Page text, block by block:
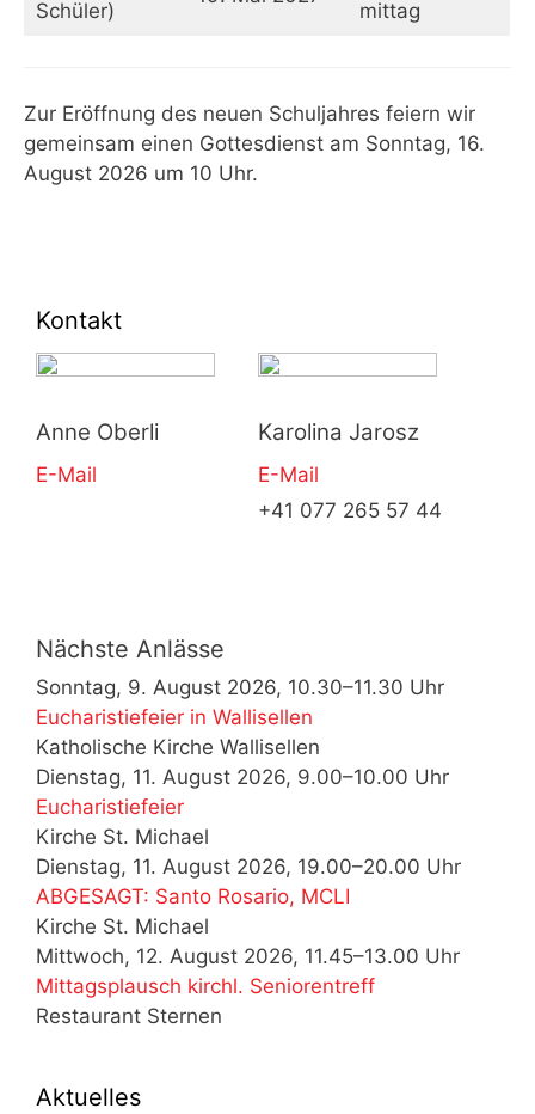
Schüler) mittag
Zur Eröffnung des neuen Schuljahres feiern wir
gemeinsam einen Gottesdienst am Sonntag, 16.
August 2026 um 10 Uhr.
Kontakt
Anne Oberli
E-Mail
Karolina Jarosz
E-Mail
+41 077 265 57 44
Nächste Anlässe
Sonntag, 9. August 2026, 10.30–11.30 Uhr
Eucharistiefeier in Wallisellen
Katholische Kirche Wallisellen
Dienstag, 11. August 2026, 9.00–10.00 Uhr
Eucharistiefeier
Kirche St. Michael
Dienstag, 11. August 2026, 19.00–20.00 Uhr
ABGESAGT: Santo Rosario, MCLI
Kirche St. Michael
Mittwoch, 12. August 2026, 11.45–13.00 Uhr
Mittagsplausch kirchl. Seniorentreff
Restaurant Sternen
Aktuelles